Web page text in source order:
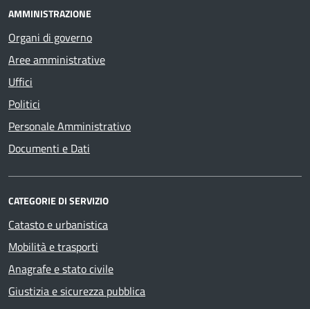
AMMINISTRAZIONE
Organi di governo
Aree amministrative
Uffici
Politici
Personale Amministrativo
Documenti e Dati
CATEGORIE DI SERVIZIO
Catasto e urbanistica
Mobilità e trasporti
Anagrafe e stato civile
Giustizia e sicurezza pubblica